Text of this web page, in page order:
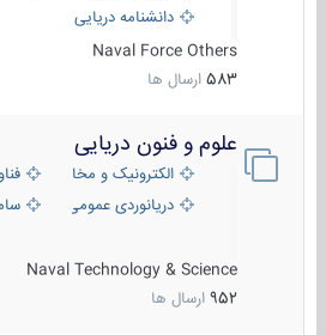
دانشنامه دریایی کپی
Naval Force Others
583 ارسال ها
علوم و فنون دریایی
الکترونیک و مخابرات دریایی
دریانوردی عمومی
Naval Technology & Science
952 ارسال ها